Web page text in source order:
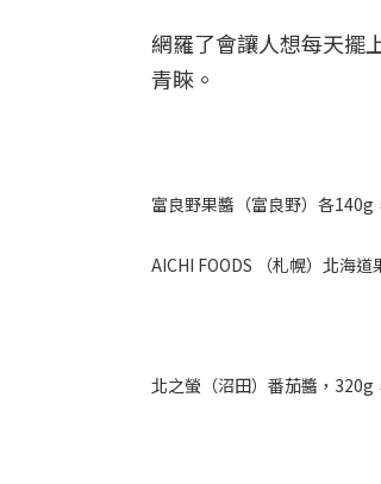
網羅了會讓人想每天擺
青睞。
富良野果醬（富良野）各
AICHI FOODS （札幌）北海
北之螢（沼田）番茄醬，320g